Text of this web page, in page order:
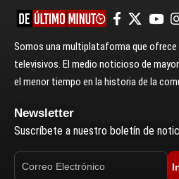
Somos una multiplataforma que
televisivos. El medio noticioso de
el menor tiempo en la historia de la
Newsletter
Suscríbete a nuestro boletín de